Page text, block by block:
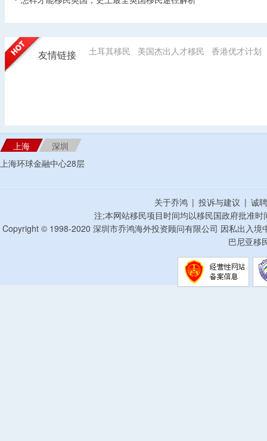
友情链接 土耳其移民 美国杰出人才移民 香港优才计划
上海
深圳
上海环球金融中心28层
关于乔鸿 | 投诉与建议 | 诚
注;本网站移民项目时间均以移民国政府批准
Copyright © 1998-2020 深圳市乔鸿海外投资顾问有限公司 因私出入
巴尼亚移